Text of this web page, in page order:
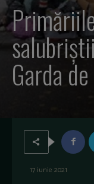
Garda
17 iunie 2021